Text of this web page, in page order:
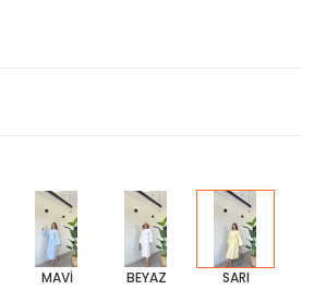
MAVİ BEYAZ SARI